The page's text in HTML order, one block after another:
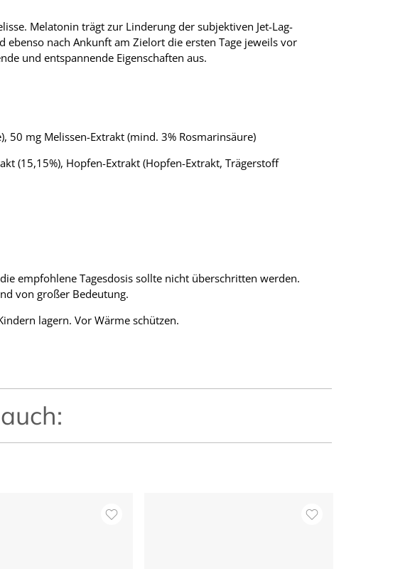
Melatonin trägt zur Linderung der subjektiven Jet-Lag-
ebenso nach Ankunft am Zielort die ersten Tage jeweils vor
und entspannende Eigenschaften aus.
50 mg Melissen-Extrakt (mind. 3% Rosmarinsäure)
(15,15%), Hopfen-Extrakt (Hopfen-Extrakt, Trägerstoff
empfohlene Tagesdosis sollte nicht überschritten werden.
von großer Bedeutung.
lagern. Vor Wärme schützen.